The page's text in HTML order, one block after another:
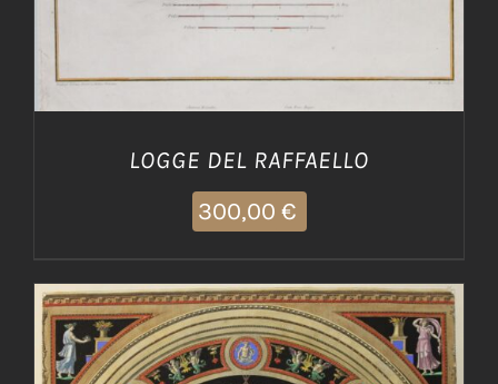
LOGGE DEL RAFFAELLO
300,00 €